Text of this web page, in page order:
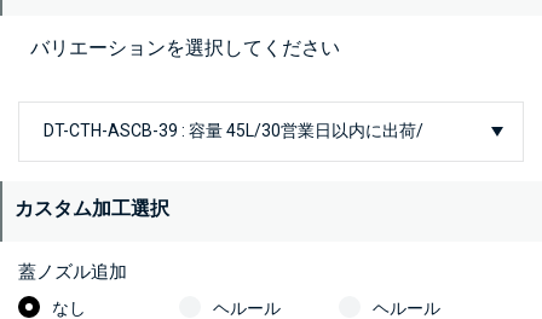
バリエーションを選択してください
カスタム加工選択
蓋ノズル追加
なし
ヘルール
ヘルール